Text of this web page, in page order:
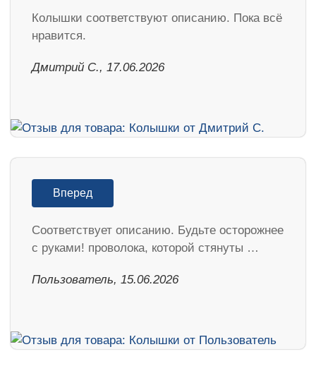
Колышки соответствуют описанию. Пока всё
нравится.
Дмитрий С., 17.06.2026
Вперед
Соответствует описанию. Будьте осторожнее
с руками! проволока, которой стянуты …
Пользователь, 15.06.2026